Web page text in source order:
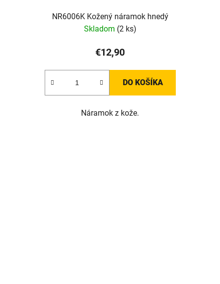
NR6006K Kožený náramok hnedý
Skladom (2 ks)
€12,90
DO KOŠÍKA
Náramok z kože.